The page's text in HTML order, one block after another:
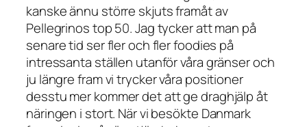
kanske ännu större skjuts framåt av
Pellegrinos top 50. Jag tycker att man på
senare tid ser fler och fler foodies på
intressanta ställen utanför våra gränser och
ju längre fram vi trycker våra positioner
desstu mer kommer det att ge draghjälp åt
näringen i stort. När vi besökte Danmark